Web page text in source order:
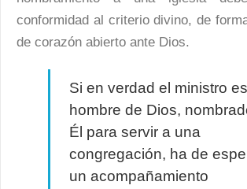
conformidad al criterio divino, de
de corazón abierto ante Dios.
Si en verdad el ministro es
hombre de Dios,
Él para servir a una
congregación, ha de
un acompañamiento